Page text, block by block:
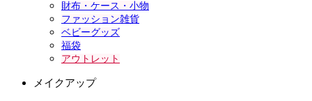
財布・ケース・小物
ファッション雑貨
ベビーグッズ
福袋
アウトレット
メイクアップ